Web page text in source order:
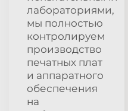
лабораториями,
мы полностью
контролируем
производство
печатных плат
и аппаратного
обеспечения
на